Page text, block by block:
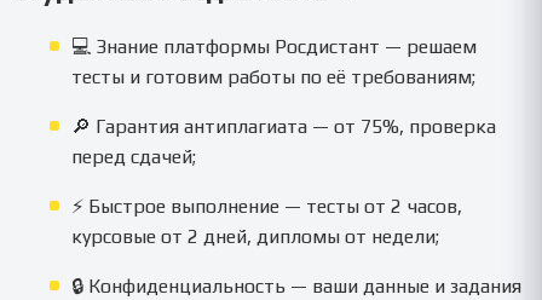
💻 Знание платформы Росдистант — решаем
тесты и готовим работы по её требованиям;
🔎 Гарантия антиплагиата — от 75%, проверка
перед сдачей;
⚡ Быстрое выполнение — тесты от 2 часов,
курсовые от 2 дней, дипломы от недели;
🔒 Конфиденциальность — ваши данные и задания